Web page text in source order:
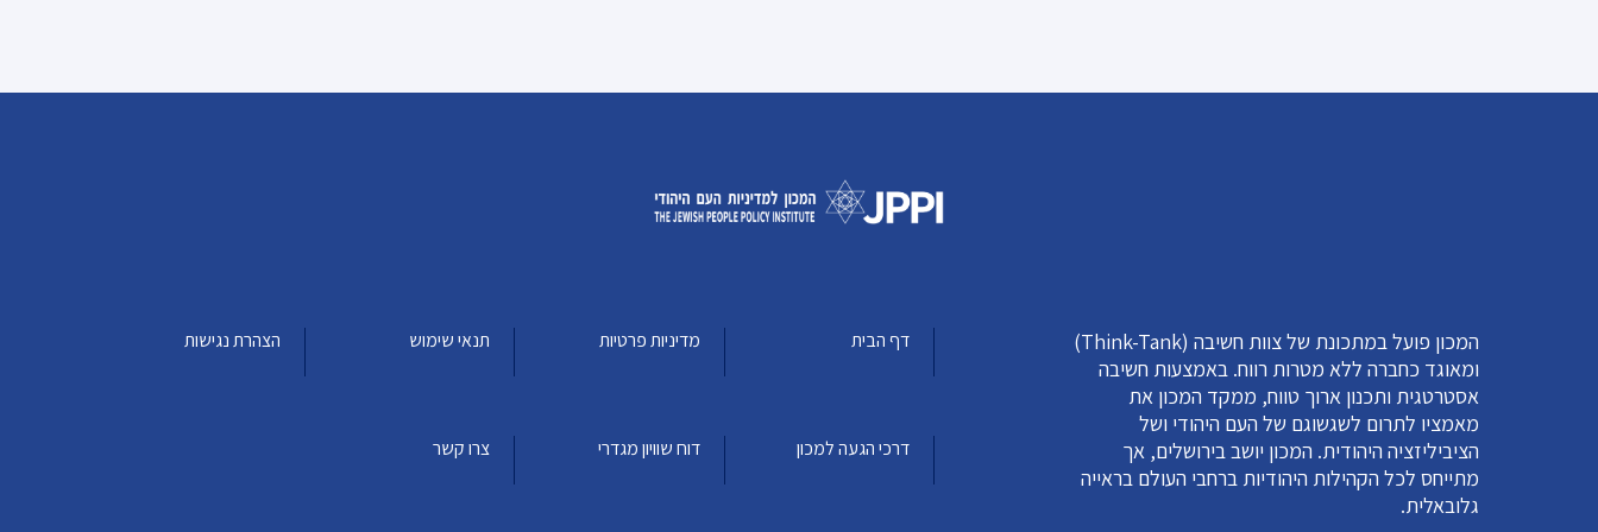
המכון פועל במתכונת של צוות חשיבה (Think-Tank)
ומאוגד כחברה ללא מטרות רווח. באמצעות חשיבה
אסטרטגית ותכנון ארוך טווח, ממקד המכון את
מאמציו לתרום לשגשוגם של העם היהודי ושל
הציביליזציה היהודית. המכון יושב בירושלים, אך
מתייחס לכל הקהילות היהודיות ברחבי העולם בראייה
גלובאלית.
דף הבית מדיניות פרטיות תנאי שימוש הצהרת נגישות
דרכי הגעה למכון דוח שוויון מגדרי צרו קשר